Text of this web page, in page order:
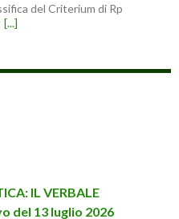
del Criterium di Rp
[...]
IL VERBALE
del 13 luglio 2026